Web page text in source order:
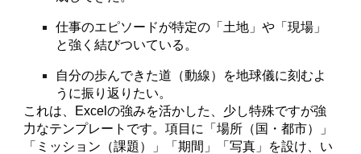
仕事のエピソードが特定の「土地」や「現場」
と強く結びついている。
自分の歩んできた道（動線）を地球儀に刻むよ
うに振り返りたい。
これは、Excelの強みを活かした、少し特殊ですが強
力なテンプレートです。項目に「場所（国・都市）」
「ミッション（課題）」「期間」「写真」を設け、い